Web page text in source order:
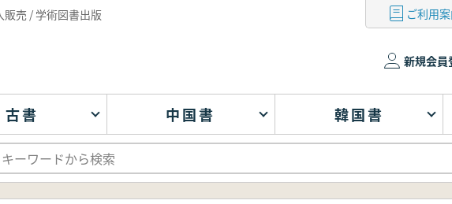
売 / 学術図書出版 ご利用
新規会員
古書 中国書 韓国書